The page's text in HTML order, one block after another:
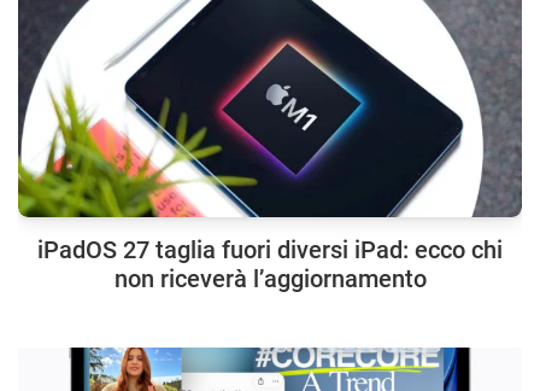
iPadOS 27 taglia fuori diversi iPad: ecco chi
non riceverà l’aggiornamento